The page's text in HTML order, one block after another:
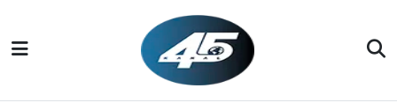
Hava Durumu